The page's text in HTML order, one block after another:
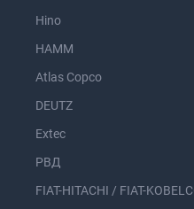
Hino
HAMM
Atlas Copco
DEUTZ
Extec
РВД
FIAT-HITACHI / FIAT-